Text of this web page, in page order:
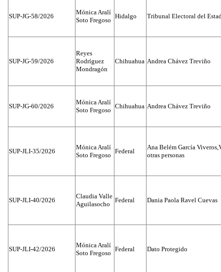
SUP-JG-58/2026
Mónica Aralí
Soto Fregoso
Hidalgo Tribunal Electoral del
SUP-JG-59/2026
Reyes
Rodríguez
Mondragón
Chihuahua Andrea Chávez Treviño
SUP-JG-60/2026
Mónica Aralí
Soto Fregoso
Chihuahua Andrea Chávez Treviño
SUP-JLI-35/2026
Mónica Aralí
Soto Fregoso
Federal
Ana Belém García
otras personas
SUP-JLI-40/2026
Claudia Valle
Aguilasocho
Federal Dania Paola Ravel Cuevas
SUP-JLI-42/2026
Mónica Aralí
Soto Fregoso
Federal Dato Protegido